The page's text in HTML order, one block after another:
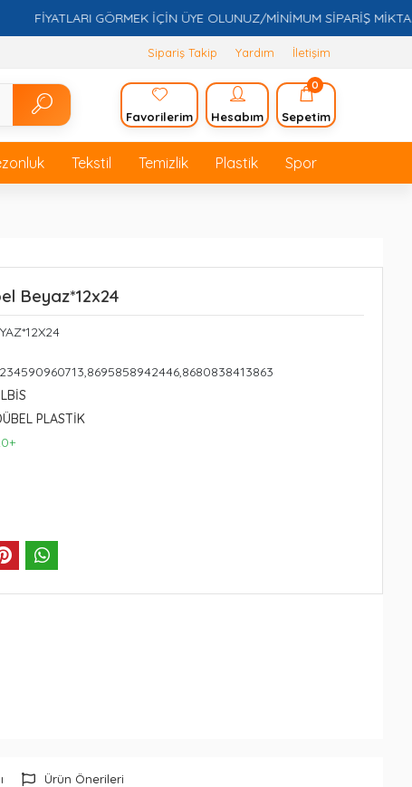
FİYATLARI GÖRMEK İÇİN ÜYE OLUNUZ/MİNİMUM SİPARİŞ MİKTARI
Sipariş Takip Yardım İletişim
Favorilerim Hesabım
0
Sepetim
Tekstil Temizlik Plastik Spor
Beyaz*12x24
PLASTİK
Ürün Önerileri